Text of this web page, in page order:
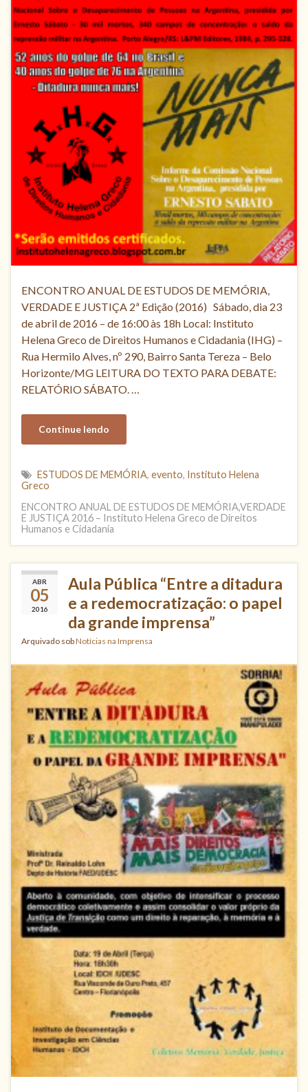
ENCONTRO ANUAL DE ESTUDOS DE MEMÓRIA,
VERDADE E JUSTIÇA 2ª Edição (2016) Sábado, dia 23
de abril de 2016 – de 16:00 às 18h Local: Instituto
Helena Greco de Direitos Humanos e Cidadania (IHG) –
Rua Hermilo Alves, nº 290, Bairro Santa Tereza – Belo
Horizonte/MG LEITURA DO TEXTO PARA DEBATE:
RELATÓRIO SÁBATO. …
Continue lendo
ESTUDOS DE MEMÓRIA, evento, Instituto Helena
Greco
ENCONTRO ANUAL DE ESTUDOS DE MEMÓRIA,VERDADE
E JUSTIÇA 2016 – Instituto Helena Greco de Direitos
Humanos e Cidadania
ABR
05
2016
Aula Pública “Entre a ditadura
e a redemocratização: o papel
da grande imprensa”
Arquivado sobNotícias na Imprensa